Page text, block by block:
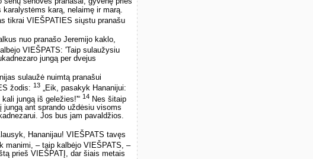
karą, nelaimę ir marą.
tikrai VIEŠPATIES siųstu pranašu
nuo pranašo Jeremijo kaklo,
VIEŠPATS: 'Taip sulaužysiu
jungą per dvejus
sulaužė nuimtą pranašui
žodis: 13 „Eik, pasakyk Hananijui:
jungą iš geležies!'“ 14 Nes šitaip
jungą ant sprando uždėsiu visoms
Jos bus jam pavaldžios.
Hananijau! VIEŠPATS tavęs
manimi, – taip kalbėjo VIEŠPATS, –
prieš VIEŠPATĮ, dar šiais metais